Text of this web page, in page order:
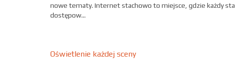
nowe tematy. Internet stachowo to miejsce, gdzie każdy
dostępow...
Oświetlenie każdej sceny